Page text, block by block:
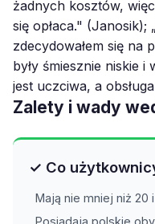
żadnych kosztów,
się opłaca." (Janosik);
zdecydowałem się na
były śmiesznie niskie i
jest uczciwa, a
Zalety i wady
✓ Co
Mają nie mniej niż 20
Posiadają polskie